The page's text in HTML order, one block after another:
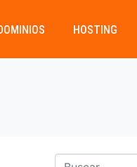
HOSTING